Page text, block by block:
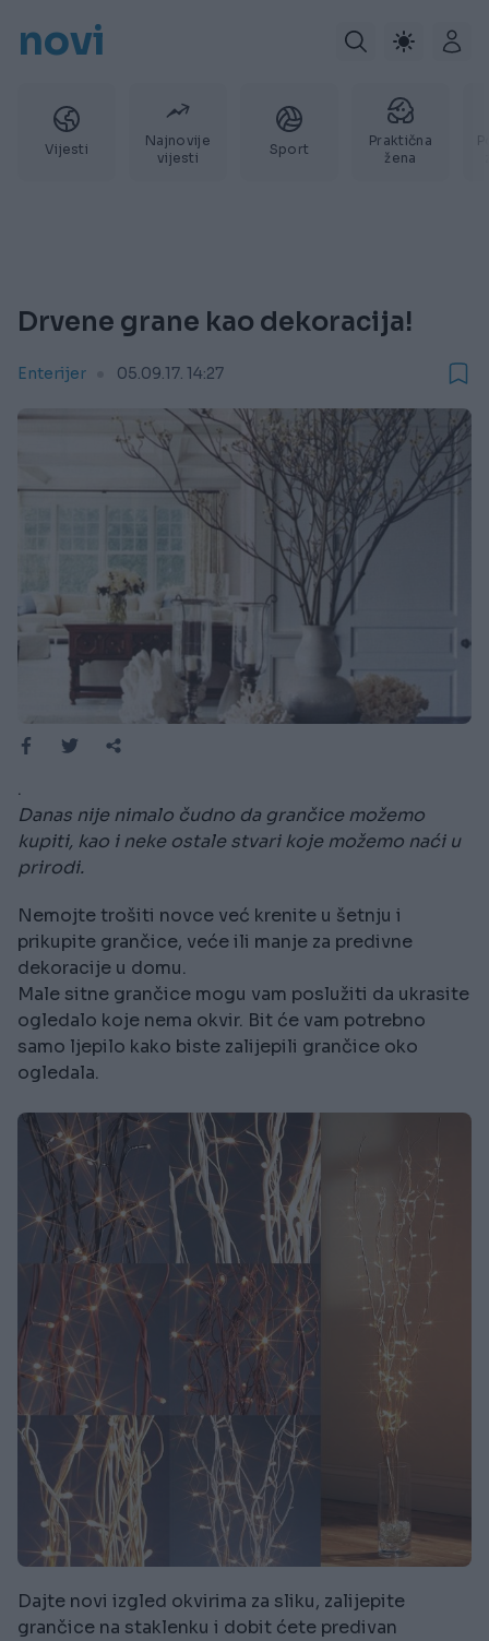
novi
Vijesti
Najnovije
vijesti
Sport
Praktična
žena
Drvene grane kao dekoracija!
Enterijer 05.09.17. 14:27
.
Danas nije nimalo čudno da grančice možemo
kupiti, kao i neke ostale stvari koje možemo naći u
prirodi.
Nemojte trošiti novce već krenite u šetnju i
prikupite grančice, veće ili manje za predivne
dekoracije u domu.
Male sitne grančice mogu vam poslužiti da ukrasite
ogledalo koje nema okvir. Bit će vam potrebno
samo ljepilo kako biste zalijepili grančice oko
ogledala.
Dajte novi izgled okvirima za sliku, zalijepite
grančice na staklenku i dobit ćete predivan